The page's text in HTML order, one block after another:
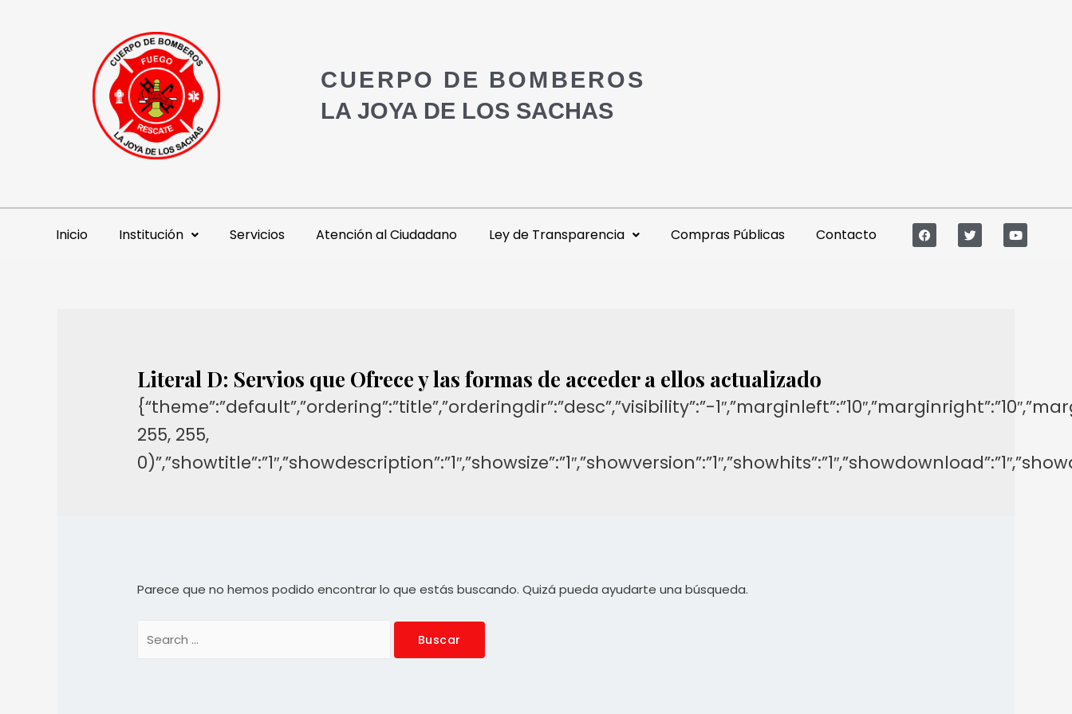
CUERPO DE BOMBEROS
LA JOYA DE LOS SACHAS
Inicio Institución Servicios Atención al Ciudadano Ley de Transparencia Compras Públicas Contacto
Literal D: Servios que Ofrece y las formas de acceder a ellos actualizado
{“theme”:”default”,”ordering”:”title”,”orderingdir”:”desc”,”visibility”:”-
255, 255,
Parece que no hemos podido encontrar lo que estás buscando. Quizá pueda ayudarte una búsqueda.